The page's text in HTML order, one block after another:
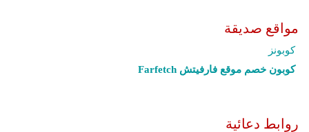
مواقع صديقة
كوبونز
كوبون خصم موقع فارفيتش Farfetch‎
روابط دعائية